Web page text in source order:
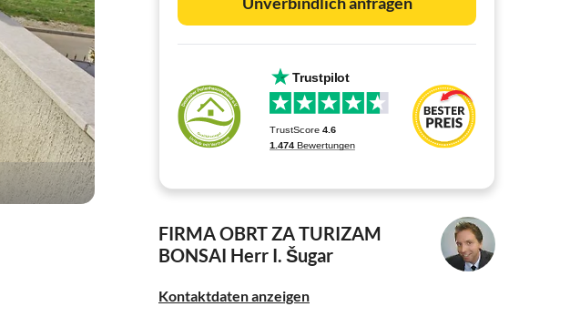
FIRMA OBRT ZA TURIZAM
BONSAI Herr I. Šugar
Kontaktdaten anzeigen